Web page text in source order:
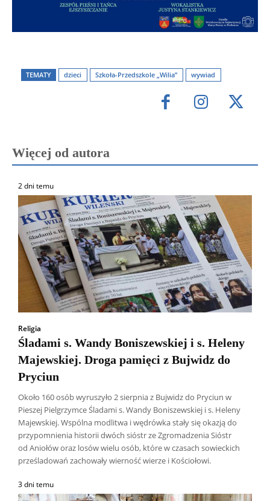
TEMATY dzieci Szkoła-Przedszkole „Wilia” wywiad
Więcej od autora
2 dni temu
Religia
Śladami s. Wandy Boniszewskiej i s. Heleny
Majewskiej. Droga pamięci z Bujwidz do
Pryciun
Około 160 osób wyruszyło 2 sierpnia z Bujwidz do Pryciun w
Pieszej Pielgrzymce Śladami s. Wandy Boniszewskiej i s. Heleny
Majewskiej. Wspólna modlitwa i wędrówka stały się okazją do
przypomnienia historii dwóch sióstr ze Zgromadzenia Sióstr
od Aniołów oraz losów wielu osób, które w czasach sowieckich
prześladowań zachowały wierność wierze i Kościołowi.
3 dni temu